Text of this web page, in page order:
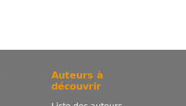
Auteurs à
découvrir